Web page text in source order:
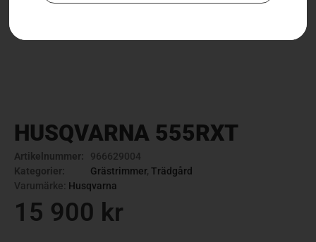
HUSQVARNA 555RXT
Artikelnummer:
966629004
Kategorier:
Grästrimmer, Trädgård
Varumärke: Husqvarna
15 900 kr